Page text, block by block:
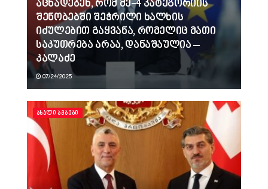
აცხადებენ, რომ მე-4 კატეგორიის
შენობებში შეჭრილი ხალხის
იძულებით გაყვანა, რომელიც მათი
საკუთრება არაა, დანაშაულია –
კალაძე
07/24/2025
ᲐᲮᲐᲚᲘ ᲐᲛᲑᲔᲑᲘ